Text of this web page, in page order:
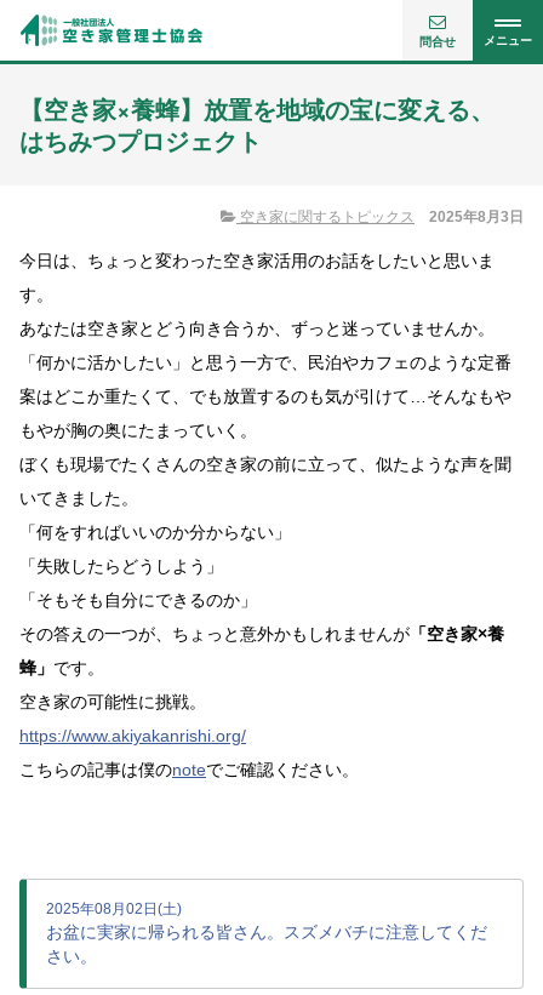
メニュー
問合せ
【空き家×養蜂】放置を地域の宝に変える、
はちみつプロジェクト
空き家に関するトピックス 2025年8月3日
今日は、ちょっと変わった空き家活用のお話をしたいと思いま
す。
あなたは空き家とどう向き合うか、ずっと迷っていませんか。
「何かに活かしたい」と思う一方で、民泊やカフェのような定番
案はどこか重たくて、でも放置するのも気が引けて…そんなもや
もやが胸の奥にたまっていく。
ぼくも現場でたくさんの空き家の前に立って、似たような声を聞
いてきました。
「何をすればいいのか分からない」
「失敗したらどうしよう」
「そもそも自分にできるのか」
その答えの一つが、ちょっと意外かもしれませんが 「空き家×養
蜂」 です。
空き家の可能性に挑戦。
https://www.akiyakanrishi.org/
こちらの記事は僕のnoteでご確認ください。
2025年08月02日(土)
お盆に実家に帰られる皆さん。スズメバチに注意してくだ
さい。